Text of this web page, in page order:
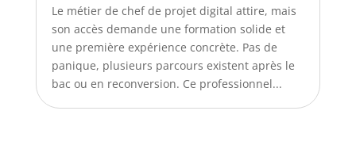
Le métier de chef de projet digital attire, mais
son accès demande une formation solide et
une première expérience concrète. Pas de
panique, plusieurs parcours existent après le
bac ou en reconversion. Ce professionnel...